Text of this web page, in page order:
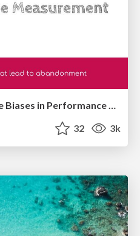
Understanding Cognitive Biases in Performance Measurement
32 3k